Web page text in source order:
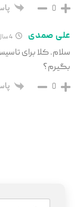
0
علی صمدی
سلام. کلا برای
بگیرم؟
0